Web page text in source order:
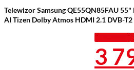
Telewizor Samsung QE55QN85FAU
AI Tizen Dolby Atmos HDMI 2.1 DVB-T2
3